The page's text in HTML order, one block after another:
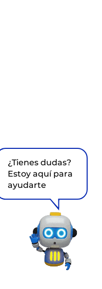
¿Tienes dudas?
Estoy aquí para
ayudarte